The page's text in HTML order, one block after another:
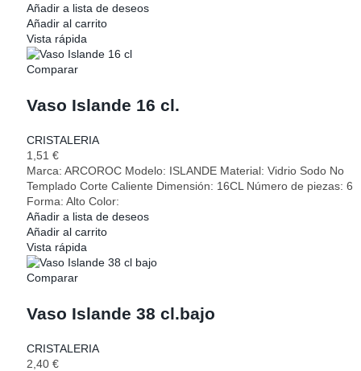
Añadir a lista de deseos
Añadir al carrito
Vista rápida
Comparar
Vaso Islande 16 cl.
CRISTALERIA
1,51 €
Marca: ARCOROC Modelo: ISLANDE Material: Vidrio Sodo No
Templado Corte Caliente Dimensión: 16CL Número de piezas: 6
Forma: Alto Color:
Añadir a lista de deseos
Añadir al carrito
Vista rápida
Comparar
Vaso Islande 38 cl.bajo
CRISTALERIA
2,40 €